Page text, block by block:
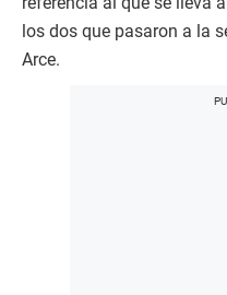
los dos que pasaron a la
Arce.